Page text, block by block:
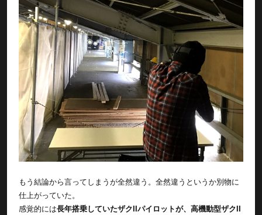
もう結論から言ってしまうが全然違う。全然違うというか別物に
仕上がっていた。
感覚的には長年搭乗していたザクIIパイロットが、高機動型ザクII